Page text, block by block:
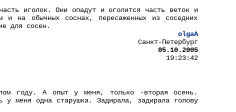
иголок. Они опадут и оголится часть веток и
на обычных соснах, пересаженных из соседних
для сосен.
olgaA
Санкт-Петербург
05.10.2005
19:23:42
году. А опыт у меня, только -вторая осень.
у меня одна старушка. Задирала, задирала голову